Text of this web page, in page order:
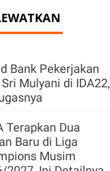
Jadi Alternatif
Murah, IDC:
Pilihan Konsumen
Ungkap
PHK Terhadap
Buruh Garmen
Jabar
Ajukan
Bank Pekerjakan
Mulyani di IDA22,
Terapkan Dua
Baru di Liga
Musim